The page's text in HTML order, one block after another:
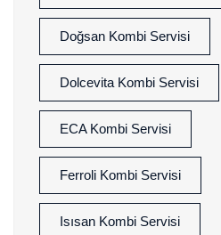
Doğsan Kombi Servisi
Dolcevita Kombi Servisi
ECA Kombi Servisi
Ferroli Kombi Servisi
Isısan Kombi Servisi